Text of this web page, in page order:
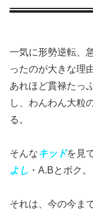
一気に形勢逆転、
ったのが大きな理
あれほど貫禄たっ
し、わんわん大粒
る。
そんなキッドを見
よし ・A.Bとボク。
それは、今の今ま